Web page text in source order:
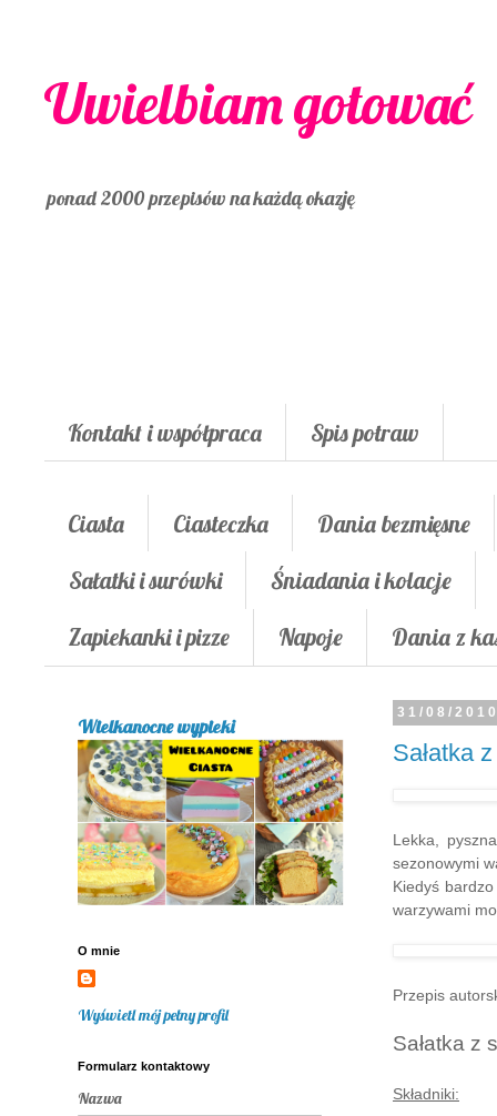
Uwielbiam gotować
ponad 2000 przepisów na każdą okazję
Kontakt i współpraca Spis potraw
Ciasta Ciasteczka
Dania bezmięsne
Sałatki i surówki
Śniadania i kolacje
Zapiekanki i pizze
Napoje Dania z
31/08/
Sałatka
Lekka,
sezonowymi
Kiedyś
warzywami
Przepis
Sałatka z
Składniki:
Wielkanocne wypieki
O mnie
Wyświetl mój pełny profil
Formularz kontaktowy
Nazwa